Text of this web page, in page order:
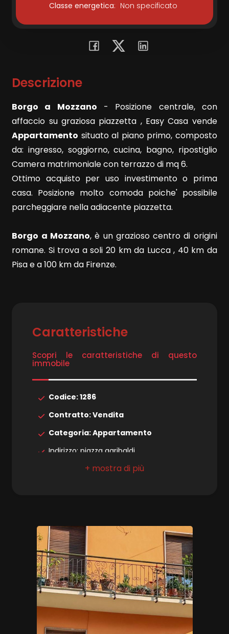
Classe energetica: Non specificato
Descrizione
Borgo a Mozzano - Posizione centrale, con
affaccio su graziosa piazzetta , Easy Casa vende
Appartamento situato al piano primo, composto
da: ingresso, soggiorno, cucina, bagno, ripostiglio
Camera matrimoniale con terrazzo di mq 6.
Ottimo acquisto per uso investimento o prima
casa. Posizione molto comoda poiche' possibile
parcheggiare nella adiacente piazzetta.
Borgo a Mozzano, è un grazioso centro di origini
romane. Si trova a soli 20 km da Lucca , 40 km da
Pisa e a 100 km da Firenze.
Caratteristiche
Scopri le caratteristiche di questo
immobile
Codice: 1286
Contratto: Vendita
Categoria: Appartamento
Indirizzo: piazza garibaldi
Comune: Borgo a Mozzano
Locali: 3
Stato conservazione: Buono
Piano: 1
Piani totali: 2
Riscaldamento: Autonomo
Infissi: legno/vetro
Totale
mq
Locali
minimi
Qualsiasi